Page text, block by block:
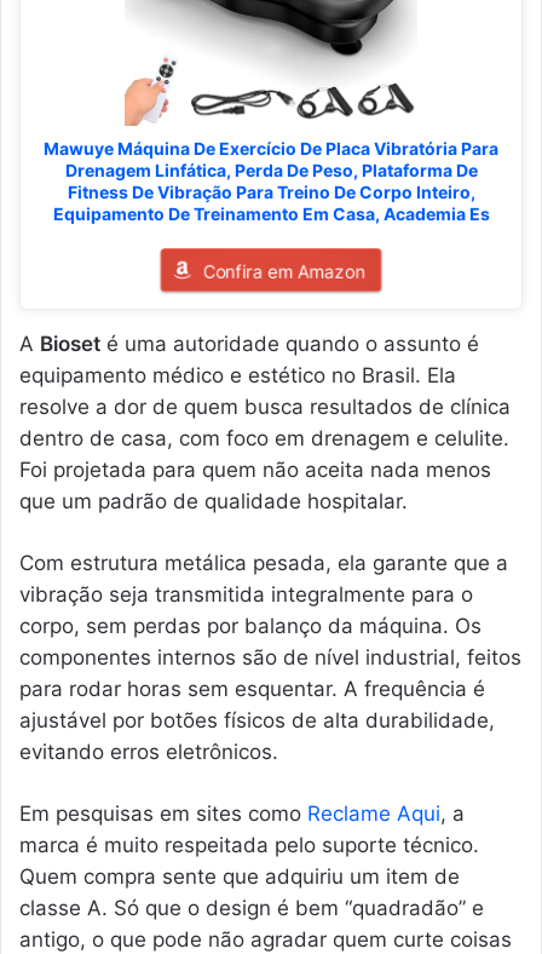
Mawuye Máquina De Exercício De Placa Vibratória Para
Drenagem Linfática, Perda De Peso, Plataforma De
Fitness De Vibração Para Treino De Corpo Inteiro,
Equipamento De Treinamento Em Casa, Academia Es
Confira em Amazon
A Bioset é uma autoridade quando o assunto é
equipamento médico e estético no Brasil. Ela
resolve a dor de quem busca resultados de clínica
dentro de casa, com foco em drenagem e celulite.
Foi projetada para quem não aceita nada menos
que um padrão de qualidade hospitalar.
Com estrutura metálica pesada, ela garante que a
vibração seja transmitida integralmente para o
corpo, sem perdas por balanço da máquina. Os
componentes internos são de nível industrial, feitos
para rodar horas sem esquentar. A frequência é
ajustável por botões físicos de alta durabilidade,
evitando erros eletrônicos.
Em pesquisas em sites como Reclame Aqui, a
marca é muito respeitada pelo suporte técnico.
Quem compra sente que adquiriu um item de
classe A. Só que o design é bem “quadradão” e
antigo, o que pode não agradar quem curte coisas